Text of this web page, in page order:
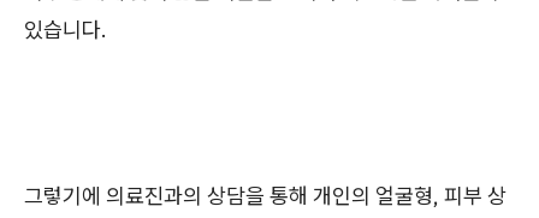
있습니다.
그렇기에 의료진과의 상담을 통해 개인의 얼굴형, 피부 상